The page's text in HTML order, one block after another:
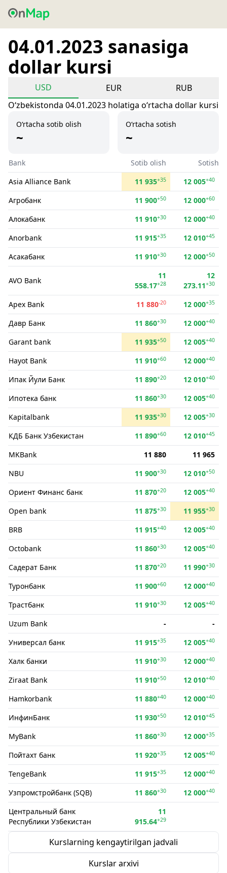
04.01.2023 sanasiga
dollar kursi
USD EUR
RUB
Oʻzbekistonda 04.01.2023 holatiga oʻrtacha dollar kursi
O‘rtacha sotib olish
~
O‘rtacha sotish
~
Bank Sotib olish
Sotish
Asia Alliance Bank
11 935+35 12 005+40
Агробанк 11 900+50 12 000+60
Алокабанк 11 910+30 12 000+40
Anorbank 11 915+35 12 010+45
Асакабанк 11 910+30 12 000+50
AVO Bank
11
558.17+28
12
273.11+30
Apex Bank 11 880-20 12 000+35
Давр Банк 11 860+30 12 000+40
Garant bank 11 935+50 12 005+40
Hayot Bank 11 910+60 12 000+40
Ипак Йули Банк 11 890+20 12 010+40
Ипотека банк 11 860+30 12 005+40
Kapitalbank 11 935+30 12 005+30
КДБ Банк Узбекистан 11 890+60 12 010+45
MKBank 11 880
11 965
NBU
11 900+30 12 010+50
Ориент Финанс банк 11 870+20 12 005+40
Open bank 11 875+30 11 955+30
BRB 11 915+40 12 005+40
Octobank 11 860+30 12 005+40
Садерат Банк 11 870+20 11 990+30
Туронбанк 11 900+60 12 000+40
Трастбанк 11 910+30 12 005+40
Uzum Bank -
-
Универсал банк
11 915+35 12 005+40
Халк банки 11 910+30 12 000+40
Ziraat Bank 11 910+50 12 010+40
Hamkorbank 11 880+40 12 000+40
ИнфинБанк 11 930+50 12 010+45
MyBank 11 860+30 12 000+35
Пойтахт банк 11 920+35 12 005+40
TengeBank 11 915+35 12 000+40
Узпромстройбанк (SQB) 11 860+30 12 000+40
Центральный банк
Республики Узбекистан
11
915.64+29
Kurslarning kengaytirilgan jadvali
Kurslar arxivi